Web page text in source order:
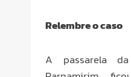
Relembre o caso
A passarela